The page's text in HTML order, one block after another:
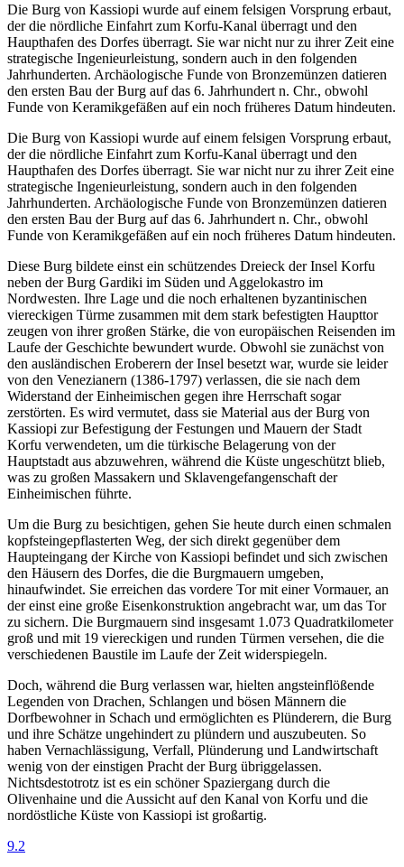
Die Burg von Kassiopi wurde auf einem felsigen Vorsprung erbaut,
der die nördliche Einfahrt zum Korfu-Kanal überragt und den
Haupthafen des Dorfes überragt. Sie war nicht nur zu ihrer Zeit eine
strategische Ingenieurleistung, sondern auch in den folgenden
Jahrhunderten. Archäologische Funde von Bronzemünzen datieren
den ersten Bau der Burg auf das 6. Jahrhundert n. Chr., obwohl
Funde von Keramikgefäßen auf ein noch früheres Datum hindeuten.
Die Burg von Kassiopi wurde auf einem felsigen Vorsprung erbaut,
der die nördliche Einfahrt zum Korfu-Kanal überragt und den
Haupthafen des Dorfes überragt. Sie war nicht nur zu ihrer Zeit eine
strategische Ingenieurleistung, sondern auch in den folgenden
Jahrhunderten. Archäologische Funde von Bronzemünzen datieren
den ersten Bau der Burg auf das 6. Jahrhundert n. Chr., obwohl
Funde von Keramikgefäßen auf ein noch früheres Datum hindeuten.
Diese Burg bildete einst ein schützendes Dreieck der Insel Korfu
neben der Burg Gardiki im Süden und Aggelokastro im
Nordwesten. Ihre Lage und die noch erhaltenen byzantinischen
viereckigen Türme zusammen mit dem stark befestigten Haupttor
zeugen von ihrer großen Stärke, die von europäischen Reisenden im
Laufe der Geschichte bewundert wurde. Obwohl sie zunächst von
den ausländischen Eroberern der Insel besetzt war, wurde sie leider
von den Venezianern (1386-1797) verlassen, die sie nach dem
Widerstand der Einheimischen gegen ihre Herrschaft sogar
zerstörten. Es wird vermutet, dass sie Material aus der Burg von
Kassiopi zur Befestigung der Festungen und Mauern der Stadt
Korfu verwendeten, um die türkische Belagerung von der
Hauptstadt aus abzuwehren, während die Küste ungeschützt blieb,
was zu großen Massakern und Sklavengefangenschaft der
Einheimischen führte.
Um die Burg zu besichtigen, gehen Sie heute durch einen schmalen
kopfsteingepflasterten Weg, der sich direkt gegenüber dem
Haupteingang der Kirche von Kassiopi befindet und sich zwischen
den Häusern des Dorfes, die die Burgmauern umgeben,
hinaufwindet. Sie erreichen das vordere Tor mit einer Vormauer, an
der einst eine große Eisenkonstruktion angebracht war, um das Tor
zu sichern. Die Burgmauern sind insgesamt 1.073 Quadratkilometer
groß und mit 19 viereckigen und runden Türmen versehen, die die
verschiedenen Baustile im Laufe der Zeit widerspiegeln.
Doch, während die Burg verlassen war, hielten angsteinflößende
Legenden von Drachen, Schlangen und bösen Männern die
Dorfbewohner in Schach und ermöglichten es Plünderern, die Burg
und ihre Schätze ungehindert zu plündern und auszubeuten. So
haben Vernachlässigung, Verfall, Plünderung und Landwirtschaft
wenig von der einstigen Pracht der Burg übriggelassen.
Nichtsdestotrotz ist es ein schöner Spaziergang durch die
Olivenhaine und die Aussicht auf den Kanal von Korfu und die
nordöstliche Küste von Kassiopi ist großartig.
9.2